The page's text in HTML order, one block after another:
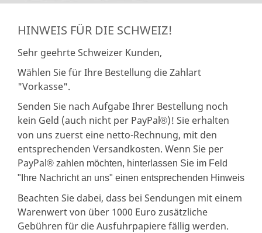
HINWEIS FÜR DIE SCHWEIZ!
Sehr geehrte Schweizer Kunden,
Wählen Sie für Ihre Bestellung die Zahlart
"Vorkasse".
Senden Sie nach Aufgabe Ihrer Bestellung noch
kein Geld (auch nicht per PayPal®)! Sie erhalten
von uns zuerst eine netto-Rechnung, mit den
entsprechenden Versandkosten. Wenn Sie per
PayPal® zahlen möchten, hinterlassen Sie im Feld
"Ihre Nachricht an uns" einen entsprechenden Hinweis
Beachten Sie dabei, dass bei Sendungen mit einem
Warenwert von über 1000 Euro zusätzliche
Gebühren für die Ausfuhrpapiere fällig werden.